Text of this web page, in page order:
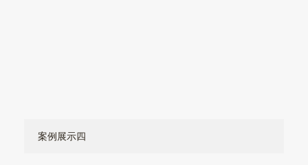
案例展示四